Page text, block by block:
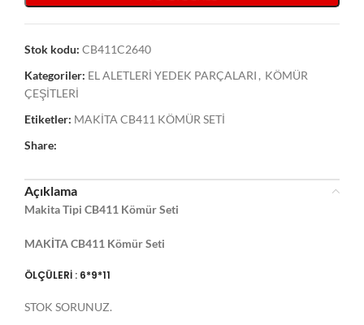
Stok kodu: CB411C2640
Kategoriler: EL ALETLERİ YEDEK PARÇALARI , KÖMÜR
ÇEŞİTLERİ
Etiketler: MAKİTA CB411 KÖMÜR SETİ
Share:
Açıklama
Makita Tipi CB411 Kömür Seti
MAKİTA CB411 Kömür Seti
ÖLÇÜLERİ : 6*9*11
STOK SORUNUZ.